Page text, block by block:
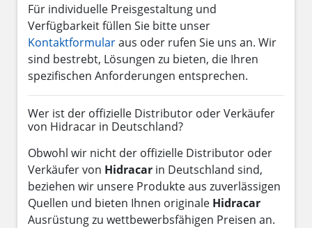
Für individuelle Preisgestaltung und
Verfügbarkeit füllen Sie bitte unser
Kontaktformularaus oder rufen Sie uns an. Wir
sind bestrebt, Lösungen zu bieten, die Ihren
spezifischen Anforderungen entsprechen.
Wer ist der offizielle Distributor oder Verkäufer
von Hidracar in Deutschland?
Obwohl wir nicht der offizielle Distributor oder
Verkäufer von Hidracar in Deutschland sind,
beziehen wir unsere Produkte aus zuverlässigen
Quellen und bieten Ihnen originale Hidracar
Ausrüstung zu wettbewerbsfähigen Preisen an.